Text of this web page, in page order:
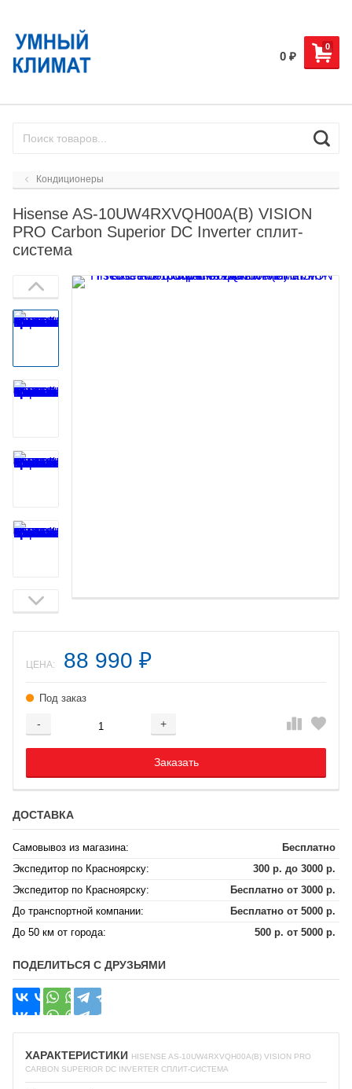
0
0 ₽
Кондиционеры
Hisense AS-10UW4RXVQH00A(B) VISION
PRO Сarbon Superior DC Inverter сплит-
система
ЦЕНА: 88 990 ₽
Под заказ
- +
Добавляется...
Заказать
Добавлен
ДОСТАВКА
Самовывоз из магазина:
Бесплатно
Экспедитор по Красноярску:
300 р. до 3000 р.
Экспедитор по Красноярску:
Бесплатно от 3000 р.
До транспортной компании:
Бесплатно от 5000 р.
До 50 км от города:
500 р. от 5000 р.
ПОДЕЛИТЬСЯ С ДРУЗЬЯМИ
ХАРАКТЕРИСТИКИ HISENSE AS-10UW4RXVQH00A(B) VISION PRO
СARBON SUPERIOR DC INVERTER СПЛИТ-СИСТЕМА